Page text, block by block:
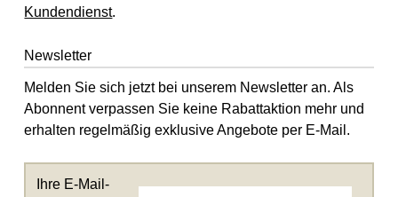
Kundendienst.
Newsletter
Melden Sie sich jetzt bei unserem Newsletter an. Als
Abonnent verpassen Sie keine Rabattaktion mehr und
erhalten regelmäßig exklusive Angebote per E-Mail.
Ihre E-Mail-